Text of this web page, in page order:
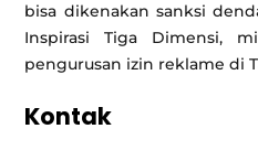
bisa dikenakan sanksi
Inspirasi Tiga Dimensi,
pengurusan izin reklame di
Kontak